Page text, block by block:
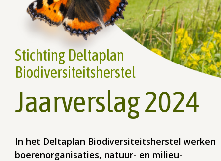
Stichting Deltaplan
Biodiversiteitsherstel
Jaarverslag 2024
In het Deltaplan Biodiversiteitsherstel werken
boerenorganisaties, natuur- en milieu­